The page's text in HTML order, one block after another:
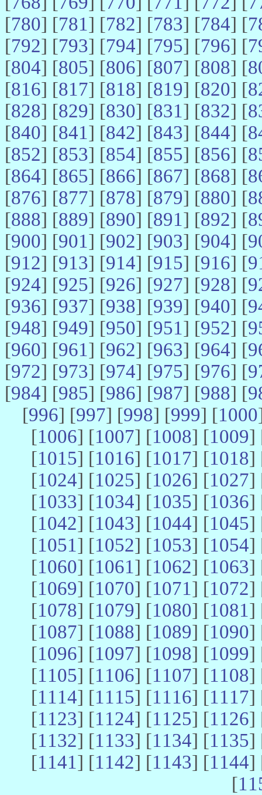
[780] [781] [782] [783] [784] [
[792] [793] [794] [795] [796] [
[804] [805] [806] [807] [808] [
[816] [817] [818] [819] [820] [
[828] [829] [830] [831] [832] [
[840] [841] [842] [843] [844] [
[852] [853] [854] [855] [856] [
[864] [865] [866] [867] [868] [
[876] [877] [878] [879] [880] [
[888] [889] [890] [891] [892] [
[900] [901] [902] [903] [904] [
[912] [913] [914] [915] [916] [
[924] [925] [926] [927] [928] [
[936] [937] [938] [939] [940] [
[948] [949] [950] [951] [952] [
[960] [961] [962] [963] [964] [
[972] [973] [974] [975] [976] [
[984] [985] [986] [987] [988] [
[996] [997] [998] [999] [1000
[1006] [1007] [1008] [1009]
[1015] [1016] [1017] [1018]
[1024] [1025] [1026] [1027]
[1033] [1034] [1035] [1036]
[1042] [1043] [1044] [1045]
[1051] [1052] [1053] [1054]
[1060] [1061] [1062] [1063]
[1069] [1070] [1071] [1072]
[1078] [1079] [1080] [1081]
[1087] [1088] [1089] [1090]
[1096] [1097] [1098] [1099]
[1105] [1106] [1107] [1108]
[1114] [1115] [1116] [1117]
[1123] [1124] [1125] [1126]
[1132] [1133] [1134] [1135]
[1141] [1142] [1143] [1144]
[